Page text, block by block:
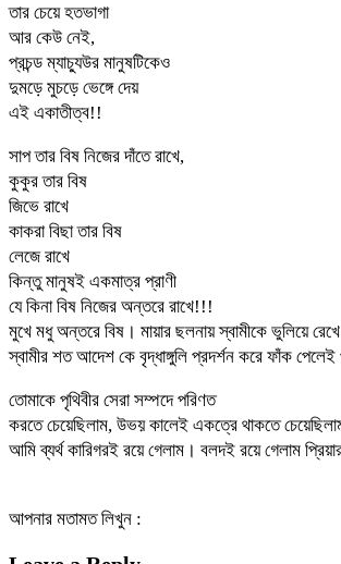
তার চেয়ে হতভাগা
আর কেউ নেই,
প্রচন্ড ম্যাচ্যুউর মানুষটিকেও
দুমড়ে মুচড়ে ভেঙ্গে দেয়
এই একাতীত্ব!!
সাপ তার বিষ নিজের দাঁতে রাখে,
কুকুর তার বিষ
জিভে রাখে
কাকরা বিছা তার বিষ
লেজে রাখে
কিন্তু মানুষই একমাত্র প্রাণী
যে কিনা বিষ নিজের অন্তরে রাখে!!!
মুখে মধু অন্তরে বিষ। মায়ার ছলনায় স্বামীকে ভুলিয়ে
স্বামীর শত আদেশ কে বৃদ্ধাঙ্গুলি প্রদর্শন করে ফাঁক
তোমাকে পৃথিবীর সেরা সম্পদে পরিণত
করতে চেয়েছিলাম, উভয় কালেই একত্রে থাকতে
আমি ব্যর্থ কারিগরই রয়ে গেলাম। বলদই রয়ে গেলাম
আপনার মতামত লিখুন :